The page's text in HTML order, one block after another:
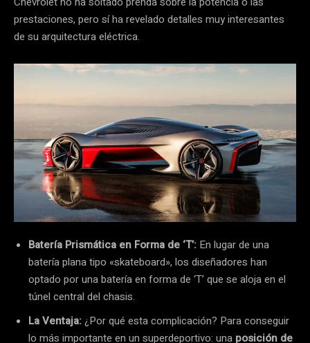
prestaciones, pero sí ha revelado detalles muy interesantes
de su arquitectura eléctrica.
Batería Prismática en Forma de ‘T’: En lugar de una
batería plana tipo «skateboard», los diseñadores han
optado por una batería en forma de ‘T’ que se aloja en el
túnel central del chasis.
La Ventaja:¿Por qué esta complicación? Para conseguir
lo más importante en un superdeportivo: una posición de